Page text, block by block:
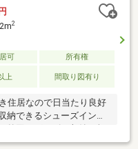
・畳表替え・襖貼替え・
具塗装・クッションフロ
トイレ）・洋室×２・カ
明器具新規交換・ハウス
済・キッチン新規交
）・洗面化粧台新規交
2
可
所有権
上 間取り図有り
住居なので日当たり良好
できるシューズイン・
音性や断熱性もアップ◎